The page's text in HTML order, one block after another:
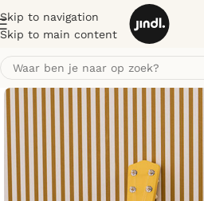
Skip to navigation
Skip to main content